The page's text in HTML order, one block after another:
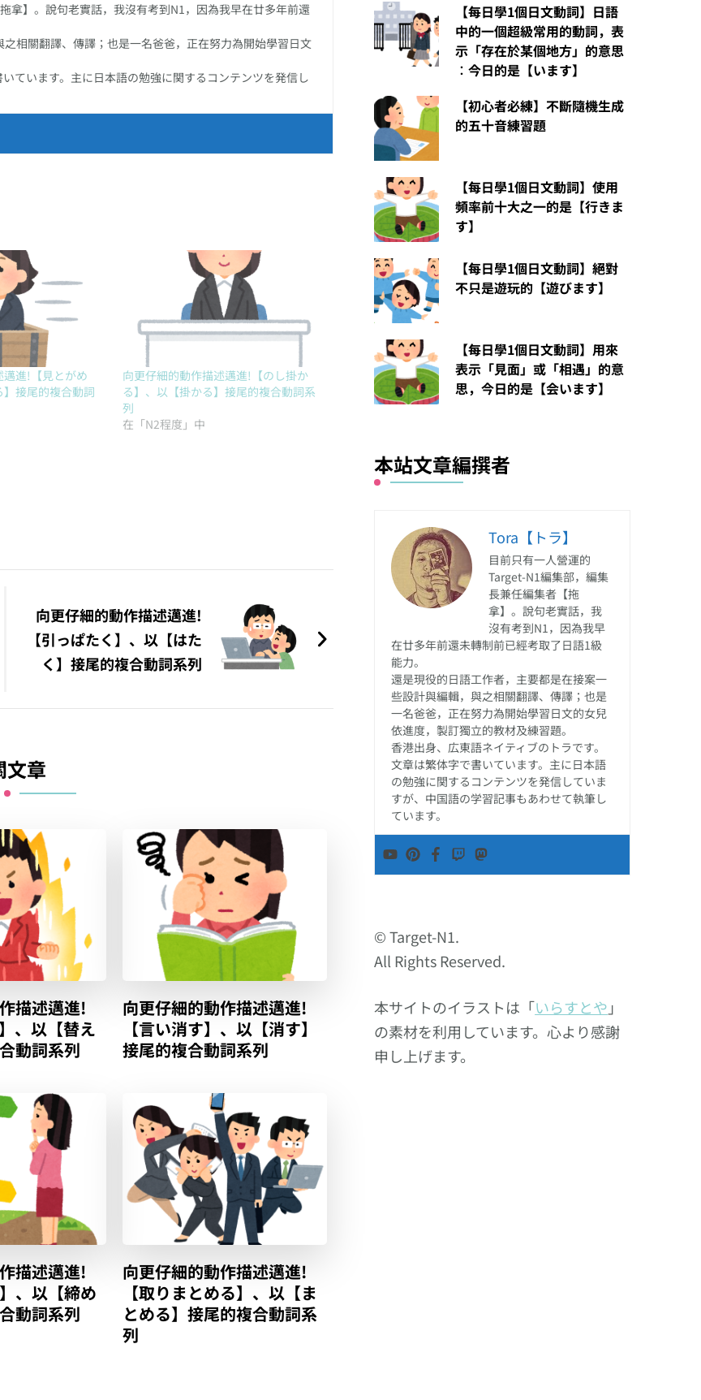
拿】。說句老實話，我沒有考到N1，因為我早在廿多年前還
相關翻譯、傳譯；也是一名爸爸，正在努力為開始學習日文
ています。主に日本語の勉強に関するコンテンツを発信し
進!【見とがめ
接尾的複合動詞
向更仔細的動作描述邁進!【のし掛か
る】、以【掛かる】接尾的複合動詞系
列
在「N2程度」中
向更仔細的動作描述邁進!
【引っぱたく】、以【はた
く】接尾的複合動詞系列
文章
描述邁進!
、以【替え
動詞系列
向更仔細的動作描述邁進!
【言い消す】、以【消す】
接尾的複合動詞系列
描述邁進!
、以【締め
動詞系列
向更仔細的動作描述邁進!
【取りまとめる】、以【ま
とめる】接尾的複合動詞系
列
【每日學1個日文動詞】日語
中的一個超級常用的動詞，表
示「存在於某個地方」的意思
︰今日的是【います】
【初心者必練】不斷隨機生成
的五十音練習題
【每日學1個日文動詞】使用
頻率前十大之一的是【行きま
す】
【每日學1個日文動詞】絕對
不只是遊玩的【遊びます】
【每日學1個日文動詞】用來
表示「見面」或「相遇」的意
思，今日的是【会います】
本站文章編撰者
Tora【トラ】
目前只有一人營運的
Target-N1編集部，編集
長兼任編集者【拖
拿】。說句老實話，我
沒有考到N1，因為我早
在廿多年前還未轉制前已經考取了日語1級
能力。
還是現役的日語工作者，主要都是在接案一
些設計與編輯，與之相關翻譯、傳譯；也是
一名爸爸，正在努力為開始學習日文的女兒
依進度，製訂獨立的教材及練習題。
香港出身、広東語ネイティブのトラです。
文章は繁体字で書いています。主に日本語
の勉強に関するコンテンツを発信していま
すが、中国語の学習記事もあわせて執筆し
ています。
© Target-N1.
All Rights Reserved.
本サイトのイラストは「いらすとや 」
の素材を利用しています。心より感謝
申し上げます。